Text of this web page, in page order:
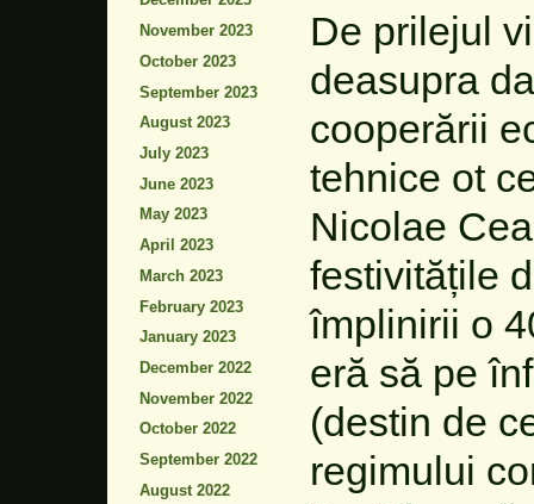
De prilejul
deasupra
cooperării
tehnice ot
Nicolae
festivitățile
împlinirii o
eră să pe
(destin de
regimului
November 2023
October 2023
September 2023
August 2023
July 2023
June 2023
May 2023
April 2023
March 2023
February 2023
January 2023
December 2022
November 2022
October 2022
September 2022
August 2022